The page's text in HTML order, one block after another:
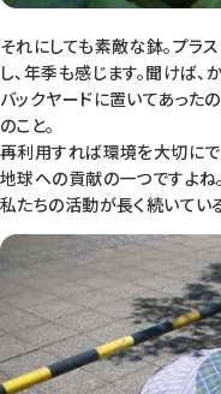
それにしても素敵な鉢。プラ
し、年季も感じます。聞けば
バックヤードに置いてあった
のこと。
再利用すれば環境を大切にで
地球への貢献の一つですよね
私たちの活動が長く続いてい